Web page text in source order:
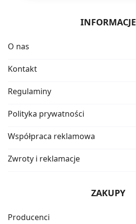
INFORMACJE
O nas
Kontakt
Regulaminy
Polityka prywatności
Współpraca reklamowa
Zwroty i reklamacje
ZAKUPY
Producenci